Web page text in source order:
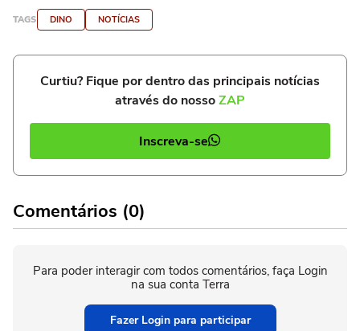
TAGS DINO NOTÍCIAS
Curtiu? Fique por dentro das principais notícias
através do nossoZAP
Inscreva-se
Comentários (0)
Para poder interagir com todos comentários, faça Login
na sua conta Terra
Fazer Login para participar